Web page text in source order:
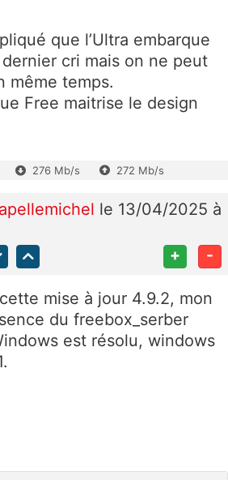
que l’Ultra embarque
cri mais on ne peut
même temps.
Free maitrise le design
276 Mb/s 272 Mb/s
le 13/04/2025 à
+ -
mise à jour 4.9.2, mon
du freebox_serber
est résolu, windows